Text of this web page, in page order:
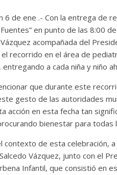
6 de ene .- Con la entrega de
en punto de las 8:00
acompañada del
el recorrido en el área de
a cada niña y niño
que durante este
gesto de las autoridades
acción en esta fecha tan
bienestar para todas
contexto de esta celebración,
Vázquez, junto con el
Infantil, que consistió en